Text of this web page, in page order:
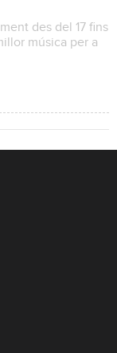
des del 17 fins
música per a